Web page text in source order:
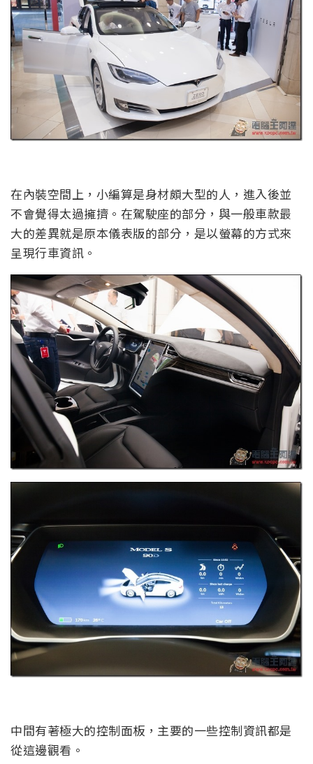
在內裝空間上，小編算是身材頗大型的人，進入後並
不會覺得太過擁擠。在駕駛座的部分，與一般車款最
大的差異就是原本儀表版的部分，是以螢幕的方式來
呈現行車資訊。
中間有著極大的控制面板，主要的一些控制資訊都是
從這邊觀看。